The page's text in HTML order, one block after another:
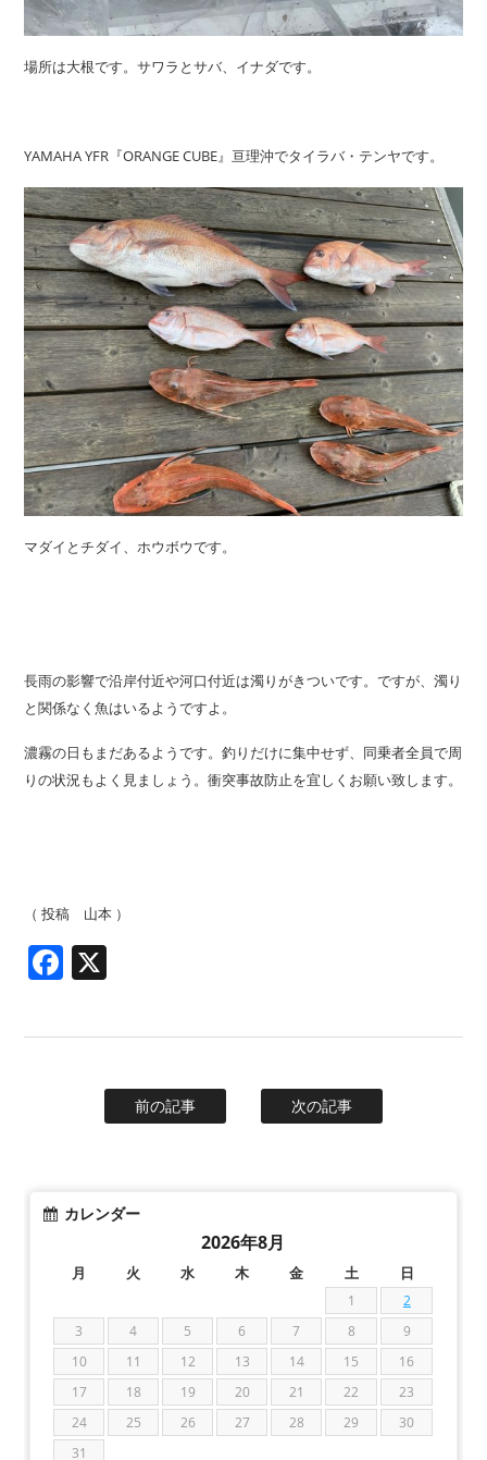
場所は大根です。サワラとサバ、イナダです。
YAMAHA YFR『ORANGE CUBE』亘理沖でタイラバ・テンヤです。
マダイとチダイ、ホウボウです。
長雨の影響で沿岸付近や河口付近は濁りがきついです。ですが、濁り
と関係なく魚はいるようですよ。
濃霧の日もまだあるようです。釣りだけに集中せず、同乗者全員で周
りの状況もよく見ましょう。衝突事故防止を宜しくお願い致します。
（ 投稿 山本 ）
Facebook
前の記事 次の記事
カレンダー
2026年8月
月 火 水 木 金 土 日
1
2
3
4 5 6 7 8
9
10
11 12 13 14 15
16
17
18 19 20 21 22
23
24
25 26 27 28 29
30
31